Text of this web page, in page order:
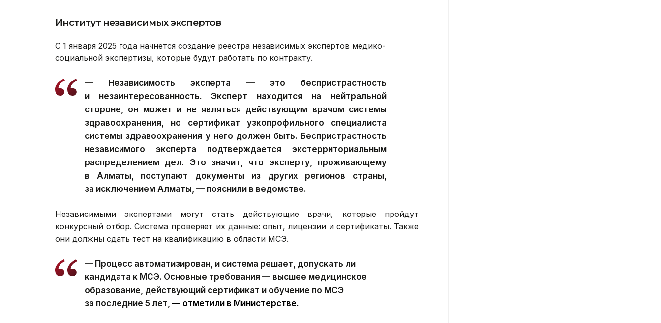
Институт независимых экспертов
С 1 января 2025 года начнется создание реестра независимых экспертов медико-
социальной экспертизы, которые будут работать по контракту.
— Независимость эксперта — это беспристрастность
и незаинтересованность. Эксперт находится на нейтральной
стороне, он может и не являться действующим врачом системы
здравоохранения, но сертификат узкопрофильного специалиста
системы здравоохранения у него должен быть. Беспристрастность
независимого эксперта подтверждается экстерриториальным
распределением дел. Это значит, что эксперту, проживающему
в Алматы, поступают документы из других регионов страны,
за исключением Алматы, — пояснили в ведомстве.
Независимыми экспертами могут стать действующие врачи, которые пройдут
конкурсный отбор. Система проверяет их данные: опыт, лицензии и сертификаты. Также
они должны сдать тест на квалификацию в области МСЭ.
— Процесс автоматизирован, и система решает, допускать ли
кандидата к МСЭ. Основные требования — высшее медицинское
образование, действующий сертификат и обучение по МСЭ
за последние 5 лет, — отметили в Министерстве.